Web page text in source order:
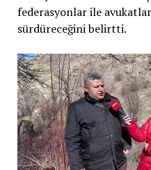
federasyonlar ile
sürdüreceğini belirtti.